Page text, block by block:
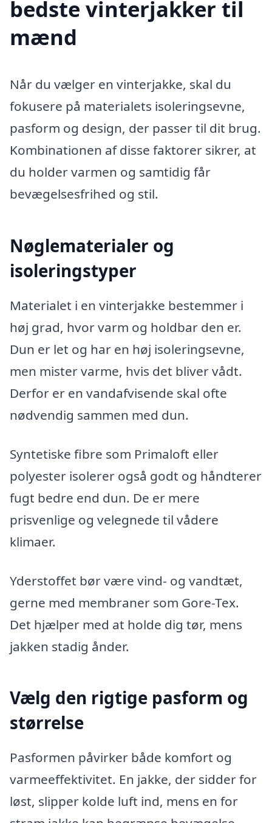
bedste vinterjakker til
mænd
Når du vælger en vinterjakke, skal du
fokusere på materialets isoleringsevne,
pasform og design, der passer til dit brug.
Kombinationen af disse faktorer sikrer, at
du holder varmen og samtidig får
bevægelsesfrihed og stil.
Nøglematerialer og
isoleringstyper
Materialet i en vinterjakke bestemmer i
høj grad, hvor varm og holdbar den er.
Dun er let og har en høj isoleringsevne,
men mister varme, hvis det bliver vådt.
Derfor er en vandafvisende skal ofte
nødvendig sammen med dun.
Syntetiske fibre som Primaloft eller
polyester isolerer også godt og håndterer
fugt bedre end dun. De er mere
prisvenlige og velegnede til vådere
klimaer.
Yderstoffet bør være vind- og vandtæt,
gerne med membraner som Gore-Tex.
Det hjælper med at holde dig tør, mens
jakken stadig ånder.
Vælg den rigtige pasform og
størrelse
Pasformen påvirker både komfort og
varmeeffektivitet. En jakke, der sidder for
løst, slipper kolde luft ind, mens en for